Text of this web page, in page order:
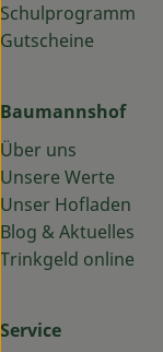
Schulprogramm
Gutscheine
Baumannshof
Über uns
Unsere Werte
Unser Hofladen
Blog & Aktuelles
Trinkgeld online
Service